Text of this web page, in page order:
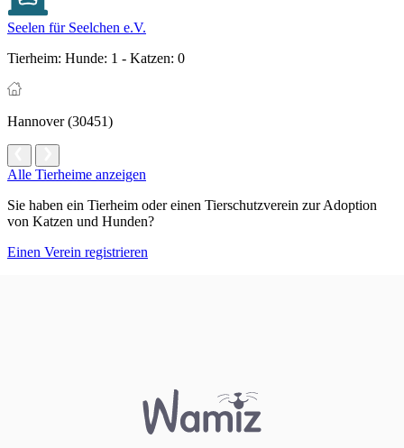
Seelen für Seelchen e.V.
Tierheim: Hunde: 1 - Katzen: 0
Hannover (30451)
Alle Tierheime anzeigen
Sie haben ein Tierheim oder einen Tierschutzverein zur Adoption
von Katzen und Hunden?
Einen Verein registrieren